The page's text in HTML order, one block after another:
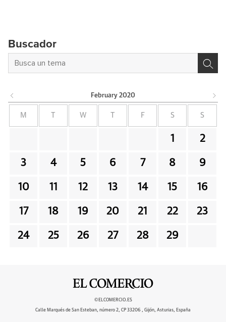
Buscador
February 2020
M W F S S
1 2
3 4 5 6 7 8 9
10 11 12 13 14 15 16
17 18 19 20 21 22 23
24 25 26 27 28 29
©ELCOMERCIO.ES
Calle Marqués de San Esteban, número 2, CP 33206 , Gijón, Asturias, España